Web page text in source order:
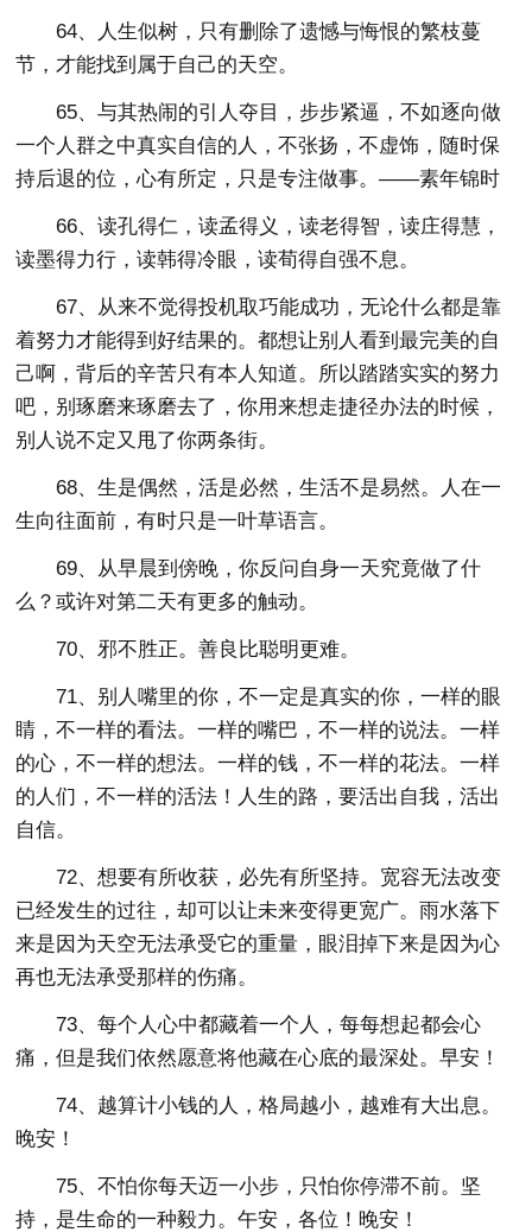
64、人生似树，只有删除了遗憾与悔恨的繁枝蔓
节，才能找到属于自己的天空。
65、与其热闹的引人夺目，步步紧逼，不如逐向做
一个人群之中真实自信的人，不张扬，不虚饰，随时保
持后退的位，心有所定，只是专注做事。——素年锦时
66、读孔得仁，读孟得义，读老得智，读庄得慧，
读墨得力行，读韩得冷眼，读荀得自强不息。
67、从来不觉得投机取巧能成功，无论什么都是靠
着努力才能得到好结果的。都想让别人看到最完美的自
己啊，背后的辛苦只有本人知道。所以踏踏实实的努力
吧，别琢磨来琢磨去了，你用来想走捷径办法的时候，
别人说不定又甩了你两条街。
68、生是偶然，活是必然，生活不是易然。人在一
生向往面前，有时只是一叶草语言。
69、从早晨到傍晚，你反问自身一天究竟做了什
么？或许对第二天有更多的触动。
70、邪不胜正。善良比聪明更难。
71、别人嘴里的你，不一定是真实的你，一样的眼
睛，不一样的看法。一样的嘴巴，不一样的说法。一样
的心，不一样的想法。一样的钱，不一样的花法。一样
的人们，不一样的活法！人生的路，要活出自我，活出
自信。
72、想要有所收获，必先有所坚持。宽容无法改变
已经发生的过往，却可以让未来变得更宽广。雨水落下
来是因为天空无法承受它的重量，眼泪掉下来是因为心
再也无法承受那样的伤痛。
73、每个人心中都藏着一个人，每每想起都会心
痛，但是我们依然愿意将他藏在心底的最深处。早安！
74、越算计小钱的人，格局越小，越难有大出息。
晚安！
75、不怕你每天迈一小步，只怕你停滞不前。坚
持，是生命的一种毅力。午安，各位！晚安！